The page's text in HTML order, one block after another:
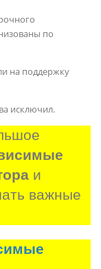
по
на поддержку
исключил.
и
важные